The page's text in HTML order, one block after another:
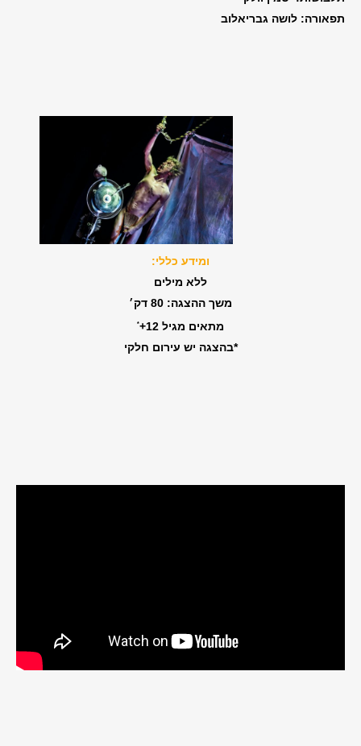
תפאורה: לושה גבריאלוב
ומידע כללי:
ללא מילים
משך ההצגה: 80 דק׳
מתאים מגיל 12+
*
*בהצגה יש עירום חלקי